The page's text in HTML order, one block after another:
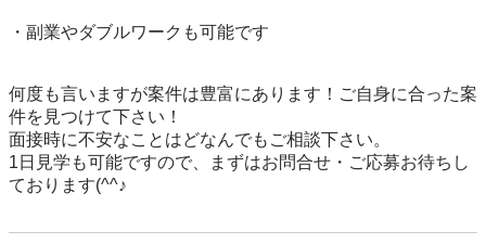
・副業やダブルワークも可能です
何度も言いますが案件は豊富にあります！ご自身に合った案
件を見つけて下さい！
面接時に不安なことはどなんでもご相談下さい。
1日見学も可能ですので、まずはお問合せ・ご応募お待ちし
ております(^^♪